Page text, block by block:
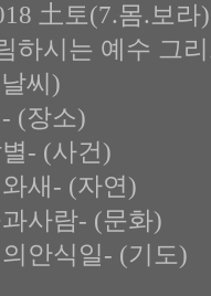
土토(7.몸.보라
하시는 예수 그
씨)
(장소)
- (사건)
새- (자연)
사람- (문화)
안식일- (기도)